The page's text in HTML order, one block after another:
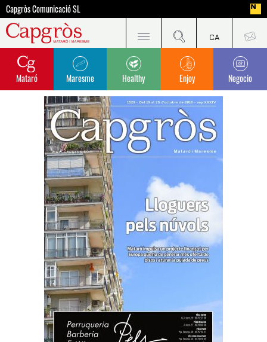
Capgròs Comunicació SL
Mataró Maresme Healthy Enjoy Negocio